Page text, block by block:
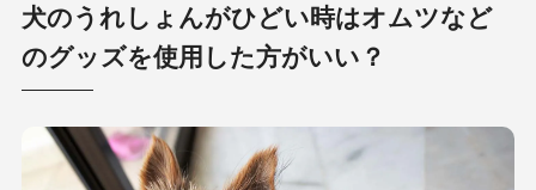
犬のうれしょんがひどい時はオムツなど
のグッズを使用した方がいい？